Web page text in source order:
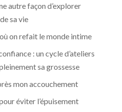
autre façon d’explorer
sa vie
on refait le monde intime
: un cycle d’ateliers
sa grossesse
mon accouchement
éviter l’épuisement